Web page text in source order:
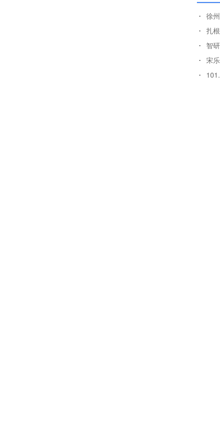
徐
扎
宋